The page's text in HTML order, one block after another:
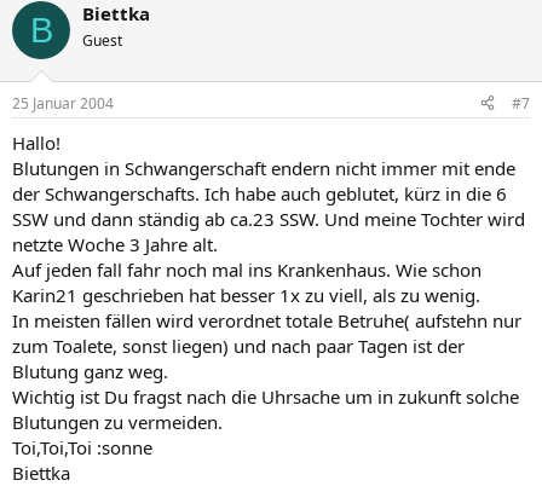
B Biettka
Guest
25 Januar 2004 #7
Hallo!
Blutungen in Schwangerschaft endern nicht immer mit ende
der Schwangerschafts. Ich habe auch geblutet, kürz in die 6
SSW und dann ständig ab ca.23 SSW. Und meine Tochter wird
netzte Woche 3 Jahre alt.
Auf jeden fall fahr noch mal ins Krankenhaus. Wie schon
Karin21 geschrieben hat besser 1x zu viell, als zu wenig.
In meisten fällen wird verordnet totale Betruhe( aufstehn nur
zum Toalete, sonst liegen) und nach paar Tagen ist der
Blutung ganz weg.
Wichtig ist Du fragst nach die Uhrsache um in zukunft solche
Blutungen zu vermeiden.
Toi,Toi,Toi :sonne
Biettka